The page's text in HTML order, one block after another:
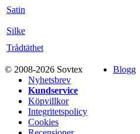
Satin
Silke
Trådtäthet
© 2008-2026 Sovtex
Blogg
Nyhetsbrev
Kundservice
Köpvillkor
Integritetspolicy
Cookies